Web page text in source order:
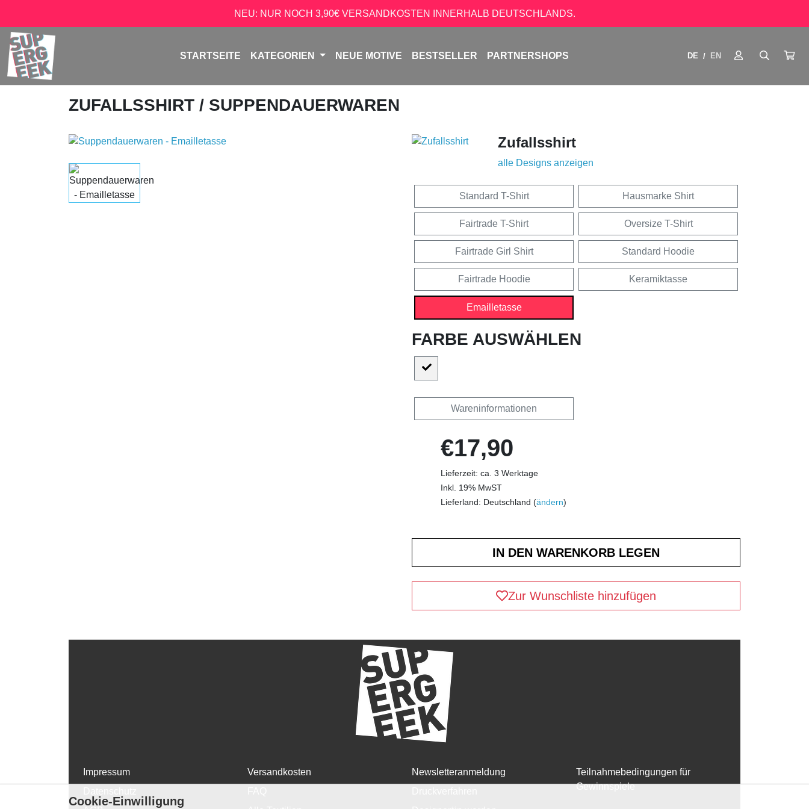
NEU: NUR NOCH 3,90€ VERSANDKOSTEN INNERHALB DEUTSCHLANDS.
STARTSEITE KATEGORIEN NEUE MOTIVE BESTSELLER PARTNERSHOPS DE / EN
ZUFALLSSHIRT / SUPPENDAUERWAREN
Zufallsshirt
alle Designs anzeigen
Standard T-Shirt Hausmarke Shirt
Fairtrade T-Shirt Oversize T-Shirt
Fairtrade Girl Shirt Standard Hoodie
Fairtrade Hoodie Keramiktasse
Emailletasse
FARBE AUSWÄHLEN
Wareninformationen
€17,90
Lieferzeit: ca. 3 Werktage
Inkl. 19% MwST
Lieferland: Deutschland (ändern)
Zur Wunschliste hinzufügen
Impressum
Versandkosten
Newsletteranmeldung
Teilnahmebedingungen für
Gewinnspiele
Cookie-Einwilligung